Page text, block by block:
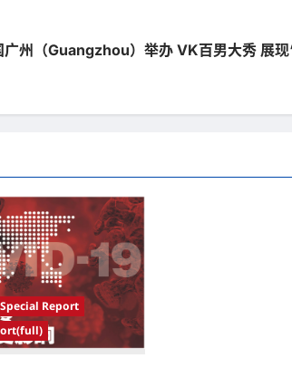
广州（Guangzhou）举办 VK百男大秀 展
Report